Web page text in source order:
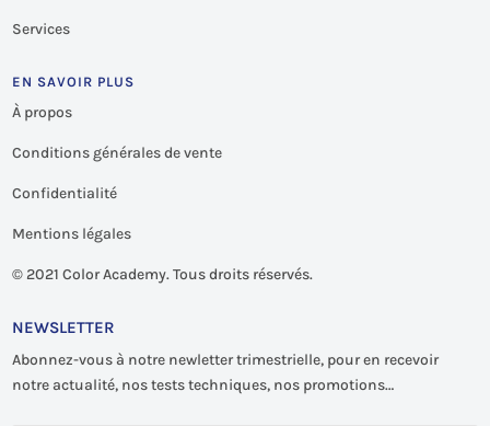
Services
EN SAVOIR PLUS
À propos
Conditions générales de vente
Confidentialité
Mentions légales
© 2021 Color Academy. Tous droits réservés.
NEWSLETTER
Abonnez-vous à notre newletter trimestrielle, pour en recevoir
notre actualité, nos tests techniques, nos promotions…